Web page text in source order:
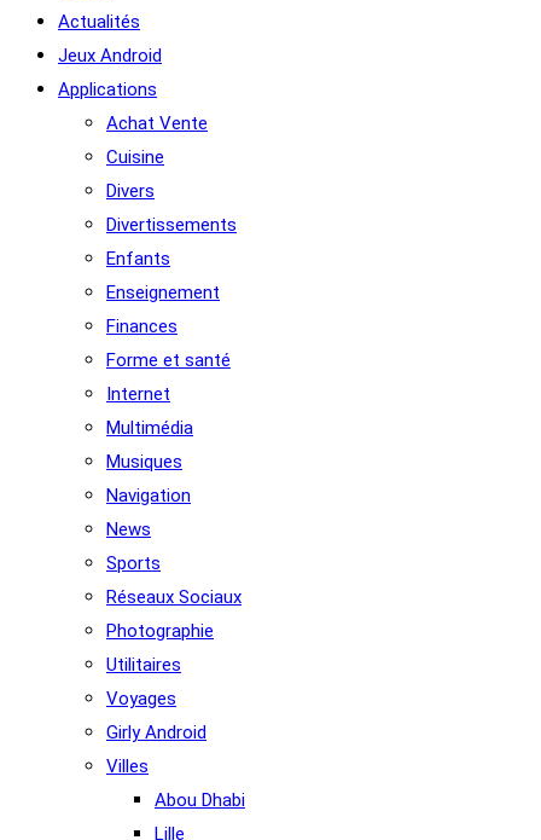
Actualités
Jeux Android
Applications
Achat Vente
Cuisine
Divers
Divertissements
Enfants
Enseignement
Finances
Forme et santé
Internet
Multimédia
Musiques
Navigation
News
Sports
Réseaux Sociaux
Photographie
Utilitaires
Voyages
Girly Android
Villes
Abou Dhabi
Lille